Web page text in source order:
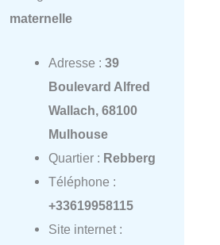
maternelle
Adresse : 39
Boulevard Alfred
Wallach, 68100
Mulhouse
Quartier : Rebberg
Téléphone :
+33619958115
Site internet :